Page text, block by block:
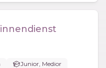
Junior, Medior